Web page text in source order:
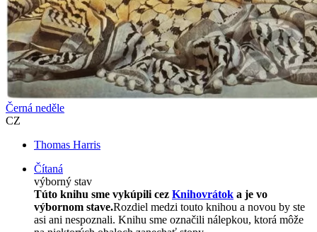
Černá neděle
CZ
Thomas Harris
Čítaná
výborný stav
Túto knihu sme vykúpili cez Knihovrátok a je vo
výbornom stave.Rozdiel medzi touto knihou a novou by ste
asi ani nespoznali. Knihu sme označili nálepkou, ktorá môže